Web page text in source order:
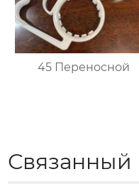
45 Переносной
Связанный